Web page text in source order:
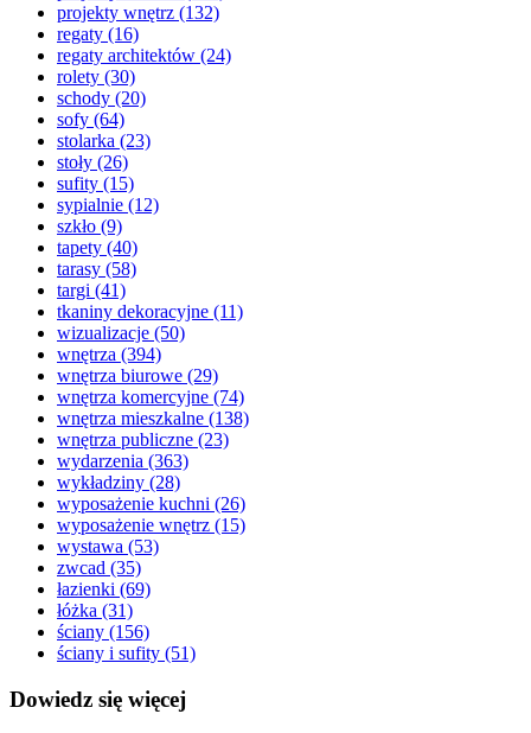
projekty wnętrz (132)
regaty (16)
regaty architektów (24)
rolety (30)
schody (20)
sofy (64)
stolarka (23)
stoły (26)
sufity (15)
sypialnie (12)
szkło (9)
tapety (40)
tarasy (58)
targi (41)
tkaniny dekoracyjne (11)
wizualizacje (50)
wnętrza (394)
wnętrza biurowe (29)
wnętrza komercyjne (74)
wnętrza mieszkalne (138)
wnętrza publiczne (23)
wydarzenia (363)
wykładziny (28)
wyposażenie kuchni (26)
wyposażenie wnętrz (15)
wystawa (53)
zwcad (35)
łazienki (69)
łóżka (31)
ściany (156)
ściany i sufity (51)
Dowiedz się więcej